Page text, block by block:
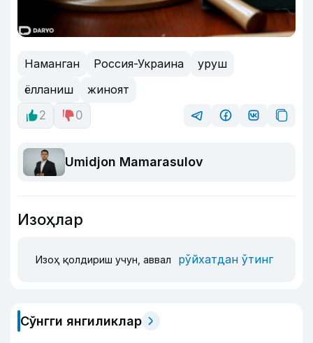
Наманган Россия-Украина
уруш
ёлланиш
жиноят
2
0
Umidjon Mamarasulov
Изоҳлар
Изоҳ қолдириш учун, аввал рўйхатдан ўтинг
Сўнгги янгиликлар